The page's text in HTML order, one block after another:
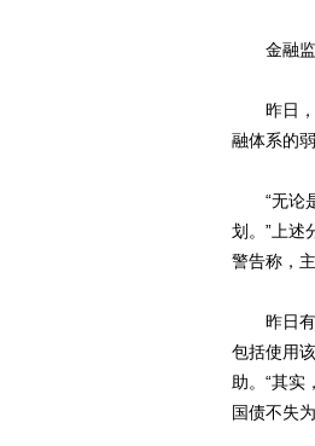
金融监
昨日，
融体系的
“无论是
划。”上述
警告称，
昨日有
包括使用
助。“其实
国债不失